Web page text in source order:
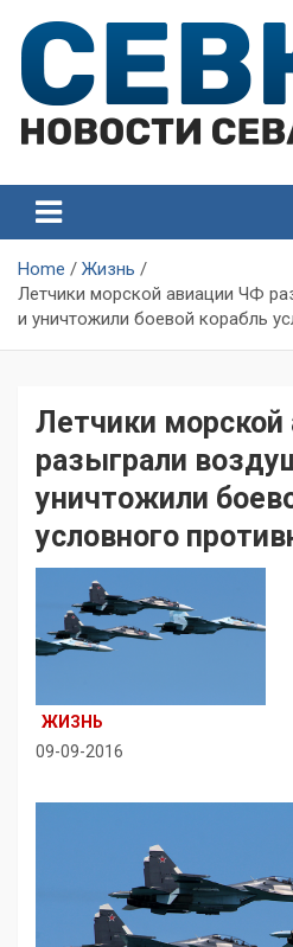
content
Севастополя
Севастополя
Home
Жизнь
Летчики морской авиации ЧФ
и уничтожили боевой корабль
Летчики
разыграли
уничтожили
условного
ЖИЗНЬ
09-09-2016